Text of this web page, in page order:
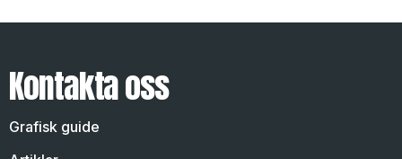
Kontakta oss
Grafisk guide